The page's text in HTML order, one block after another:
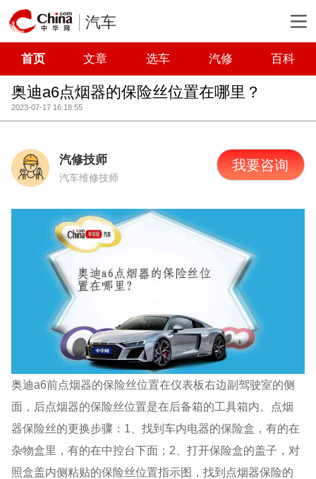
汽车
首页 文章 选车 汽修 百科
奥迪a6点烟器的保险丝位置在哪里？
2023-07-17 16:18:55
汽修技师
汽车维修技师
我要咨询
奥迪a6前点烟器的保险丝位置在仪表板右边副驾驶室的侧
面，后点烟器的保险丝位置是在后备箱的工具箱内。点烟
器保险丝的更换步骤：1、找到车内电器的保险盒，有的在
杂物盒里，有的在中控台下面；2、打开保险盒的盖子，对
照盒盖内侧粘贴的保险丝位置指示图，找到点烟器保险的